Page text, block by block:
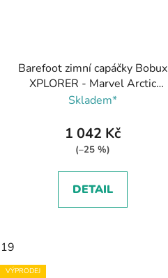
Barefoot zimní capáčky Bobux
XPLORER - Marvel Arctic
Caramel, Bobux
Skladem*
1 042 Kč
(–25 %)
DETAIL
19
VÝPRODEJ